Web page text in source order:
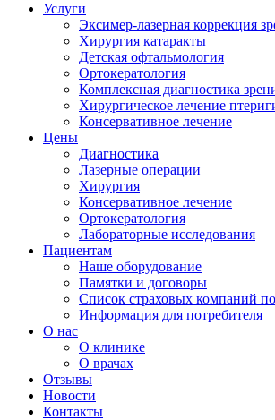
Услуги
Эксимер-лазерная коррекция
Хирургия катаракты
Детская офтальмология
Ортокератология
Комплексная диагностика
Хирургическое лечение
Консервативное лечение
Цены
Диагностика
Лазерные операции
Хирургия
Консервативное лечение
Ортокератология
Лабораторные исследования
Пациентам
Наше оборудование
Памятки и договоры
Список страховых компаний
Информация для потребителя
О нас
О клинике
О врачах
Отзывы
Новости
Контакты